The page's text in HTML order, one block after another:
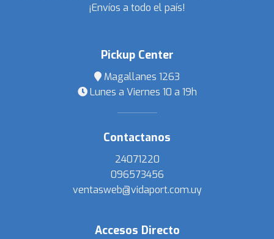
¡Envíos a todo el país!
Pickup Center
Magallanes 1263
Lunes a Viernes 10 a 19h
Contactanos
24071220
096573456
ventasweb@vidaport.com.uy
Accesos Directo